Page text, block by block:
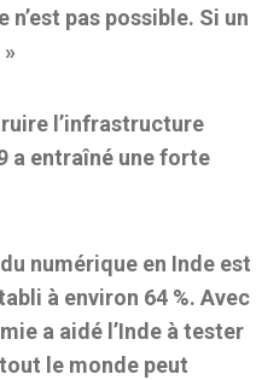
pas possible. Si un
l’infrastructure
a entraîné une forte
numérique en Inde est
à environ 64 %. Avec
a aidé l’Inde à tester
le monde peut